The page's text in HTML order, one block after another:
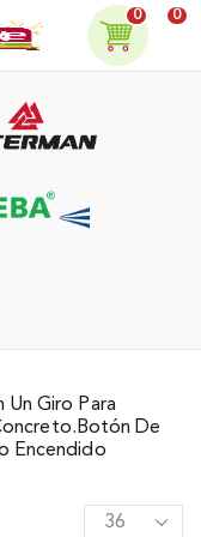
0 0
Giro Para
De
Encendido